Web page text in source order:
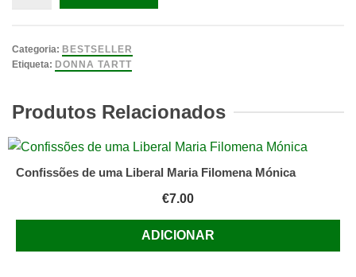
História
Secreta
Donna
Tradução:
Pedro
Categoria: BESTSELLER
Etiqueta: DONNA TARTT
Produtos Relacionados
Confissões de uma Liberal Maria Filomena Mónica
€7.00
ADICIONAR